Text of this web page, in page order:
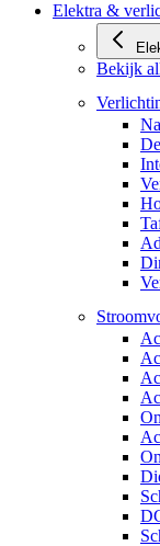
Elektra &
Bekijk